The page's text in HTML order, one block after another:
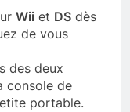
Wii et DS dès
de vous
des deux
console de
portable.